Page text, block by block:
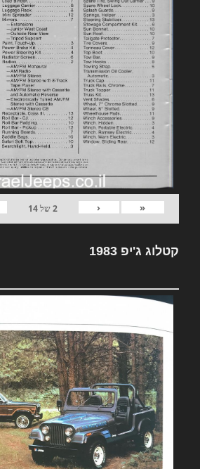
«
‹
2של14
קטלוג ג'יפ 1983